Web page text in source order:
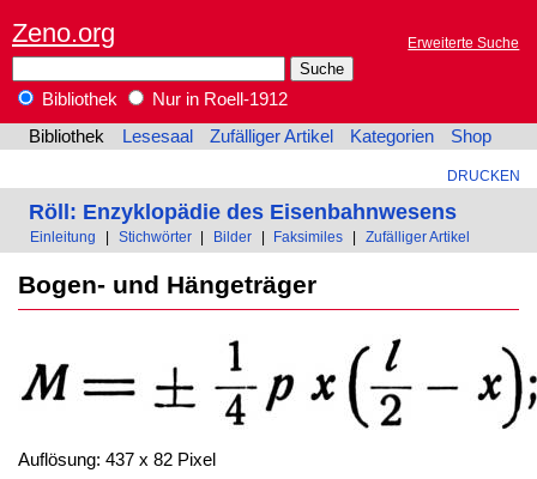
Zeno.org Erweiterte Suche
Bibliothek
Nur in Roell-1912
Bibliothek
Lesesaal Zufälliger Artikel Kategorien Shop
DRUCKEN
Röll: Enzyklopädie des Eisenbahnwesens
Einleitung Stichwörter Bilder Faksimiles Zufälliger Artikel
Bogen- und Hängeträger
Auflösung: 437 x 82 Pixel